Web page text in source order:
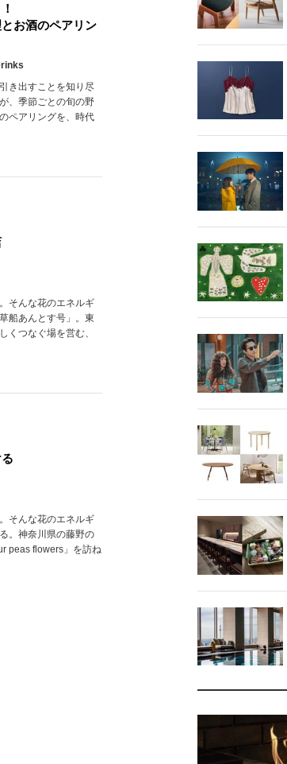
お酒のペアリン
き出すことを知り尽
、季節ごとの旬の野
ペアリングを、時代
そんな花のエネルギ
船あんとす号」。東
くつなぐ場を営む、
そんな花のエネルギ
。神奈川県の藤野の
peas flowers」を訪ね